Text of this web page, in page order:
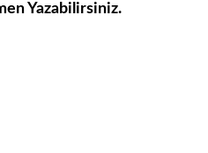
Yazabilirsiniz.